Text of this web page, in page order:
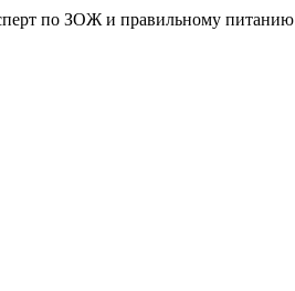
по ЗОЖ и правильному питанию